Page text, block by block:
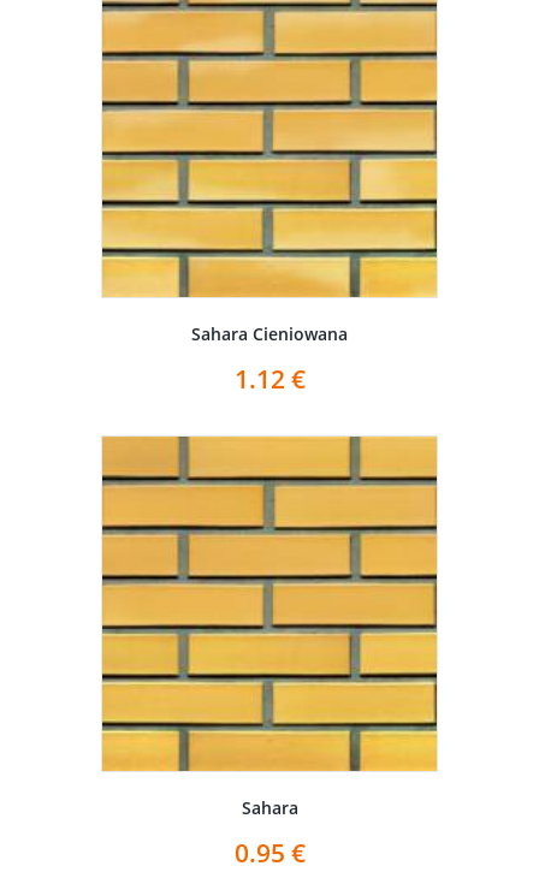
Sahara Cieniowana
1.12 €
Sahara
0.95 €